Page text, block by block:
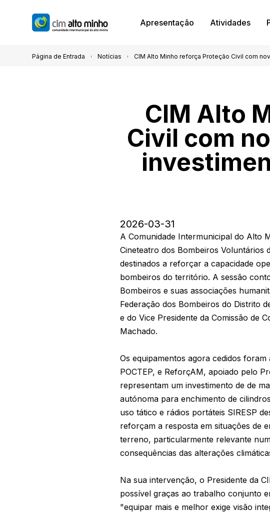
Apresentação Atividades
Página de Entrada Notícias CIM Alto Minho reforça Proteção Civil com
CIM Alto
Civil com
2026-03-31
A Comunidade Intermunicipal do Alto
Cineteatro dos Bombeiros Voluntários
destinados a reforçar a capacidade
bombeiros do território. A sessão
Bombeiros e suas associações
Federação dos Bombeiros do Distrito
e do Vice Presidente da Comissão de
Machado.
Os equipamentos agora cedidos
POCTEP, e ReforçAM, apoiado pelo
representam um investimento de de
autónoma para enchimento de
uso tático e rádios portáteis SIRESP
reforçam a resposta em situações de
terreno, particularmente relevante
consequências das alterações
Na sua intervenção, o Presidente da
possível graças ao trabalho conjunto
"equipar mais e melhor exige visão